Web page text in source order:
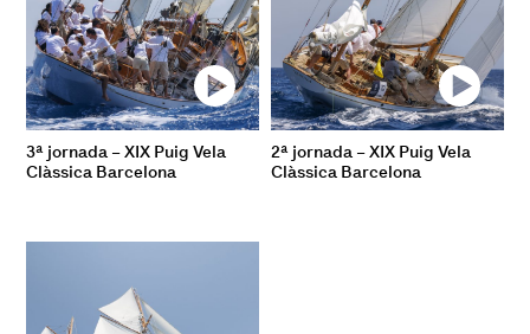
3ª jornada – XIX Puig Vela
Clàssica Barcelona
2ª jornada – XIX Puig Vela
Clàssica Barcelona